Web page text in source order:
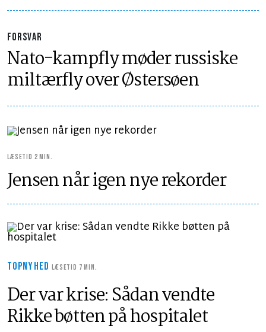
FORSVAR
Nato-kampfly møder russiske
miltærfly over Østersøen
LÆSETID 2 MIN.
Jensen når igen nye rekorder
TOPNYHEDLÆSETID 7 MIN.
Der var krise: Sådan vendte
Rikke bøtten på hospitalet